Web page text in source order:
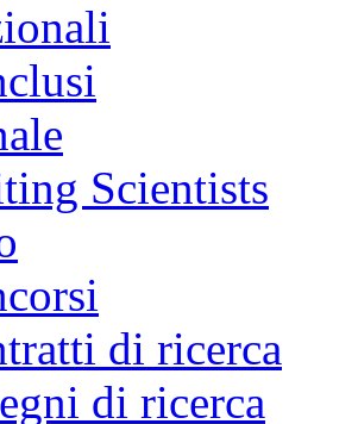
Scientists
di ricerca
di ricerca